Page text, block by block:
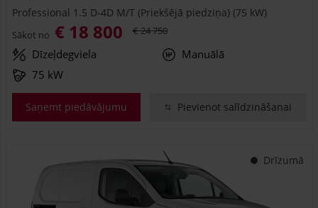
Professional 1.5 D-4D M/T (Priekšējā piedziņa) (75 kW)
Sākot no € 18 800 € 24 750
Dīzeļdegviela
Manuālā
75 kW
Saņemt piedāvājumu Pievienot salīdzināšanai
Drīzumā